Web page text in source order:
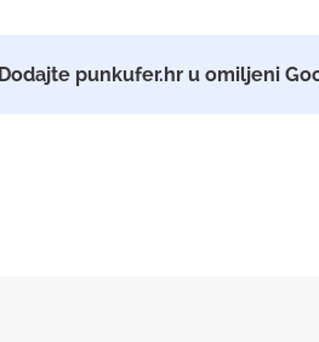
Dodajte punkufer.hr u omiljeni